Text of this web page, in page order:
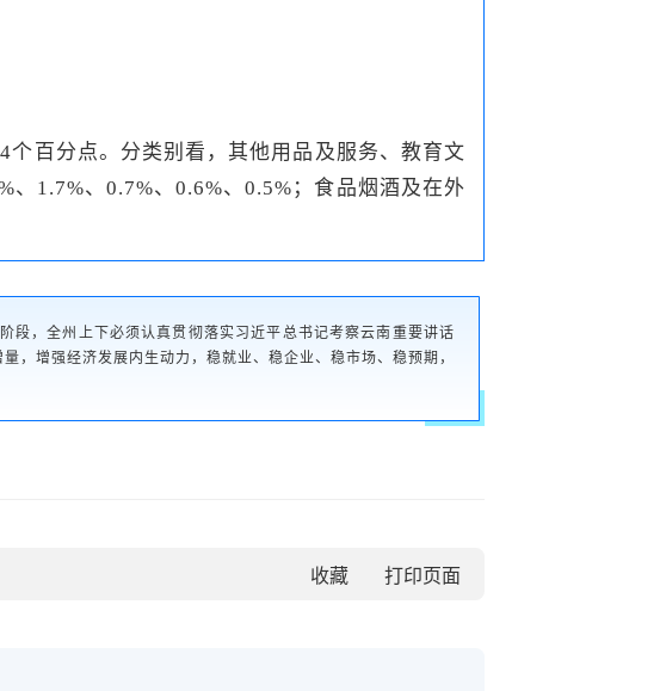
百分点。分类别看，其他用品及服务、教育文
1.7%、0.7%、0.6%、0.5%；食品烟酒及在外
段，全州上下必须认真贯彻落实习近平总书记考察云南重要讲话
，增强经济发展内生动力，稳就业、稳企业、稳市场、稳预期，
收藏